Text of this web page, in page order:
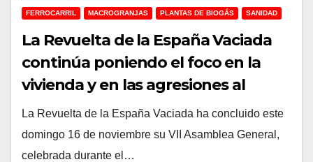
FERROCARRIL MACROGRANJAS PLANTAS DE BIOGÁS SANIDAD
La Revuelta de la España Vaciada
continúa poniendo el foco en la
vivienda y en las agresiones al
mundo rural en su séptima
asamblea
La Revuelta de la España Vaciada ha concluido este
domingo 16 de noviembre su VII Asamblea General,
celebrada durante el…